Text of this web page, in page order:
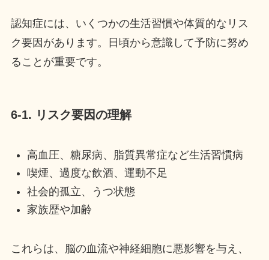
認知症には、いくつかの生活習慣や体質的なリス
ク要因があります。日頃から意識して予防に努め
ることが重要です。
6-1. リスク要因の理解
高血圧、糖尿病、脂質異常症など生活習慣病
喫煙、過度な飲酒、運動不足
社会的孤立、うつ状態
家族歴や加齢
これらは、脳の血流や神経細胞に悪影響を与え、